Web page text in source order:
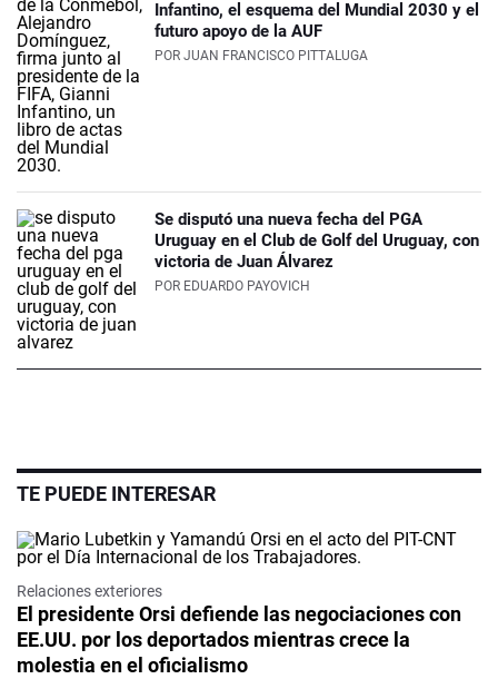
Infantino, el esquema del Mundial 2030 y el
futuro apoyo de la AUF
POR JUAN FRANCISCO PITTALUGA
Se disputó una nueva fecha del PGA
Uruguay en el Club de Golf del Uruguay, con
victoria de Juan Álvarez
POR EDUARDO PAYOVICH
TE PUEDE INTERESAR
Relaciones exteriores
El presidente Orsi defiende las negociaciones con
EE.UU. por los deportados mientras crece la
molestia en el oficialismo